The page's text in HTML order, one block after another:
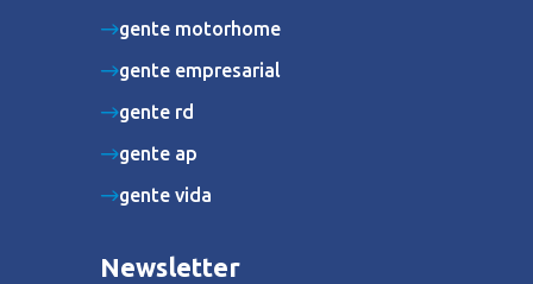
gente motorhome
gente empresarial
gente rd
gente ap
gente vida
Newsletter